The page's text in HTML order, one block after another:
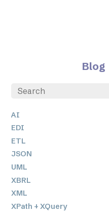
Blog
AI
EDI
ETL
JSON
UML
XBRL
XML
XPath + XQuery